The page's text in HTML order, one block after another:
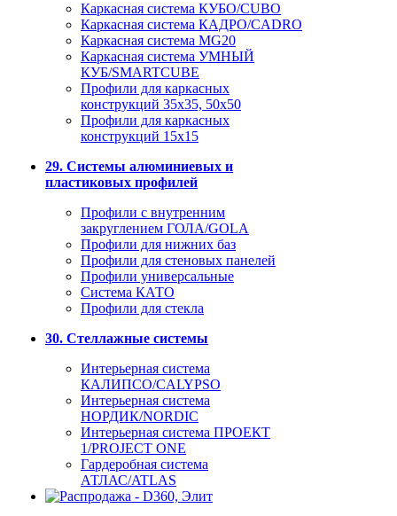
Каркасная система КУБО/CUBO
Каркасная система КАДРО/CADRO
Каркасная система MG20
Каркасная система УМНЫЙ
КУБ/SMARTCUBE
Профили для каркасных
конструкций 35x35, 50x50
Профили для каркасных
конструкций 15х15
29. Системы алюминиевых и
пластиковых профилей
Профили с внутренним
закруглением ГОЛА/GOLA
Профили для нижних баз
Профили для стеновых панелей
Профили универсальные
Система КАТО
Профили для стекла
30. Стеллажные системы
Интерьерная система
КАЛИПСО/CALYPSO
Интерьерная система
НОРДИК/NORDIC
Интерьерная система ПРОЕКТ
1/PROJECT ONE
Гардеробная система
АТЛАС/ATLAS